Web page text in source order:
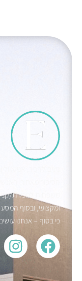
משפחות למכירת/
ומקצועי, ובסוף
כי בסוף – אנחנו